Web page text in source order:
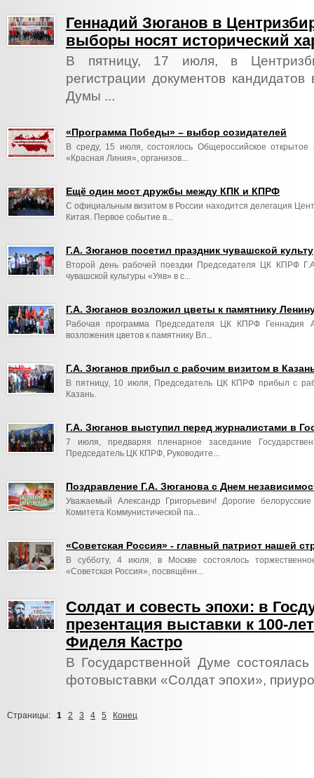
Геннадий Зюганов в
выборы носят исторический
В пятницу, 17 июля, в
регистрации документов
Думы ...
«Программа Победы» – выбор созидателей
В среду, 15 июля, состоялось Общероссийское открытое
«Красная Линия», организов...
Ещё один мост дружбы между КПК и КПРФ
С официальным визитом в России находится делегация
Китая. Первое событие в...
Г.А. Зюганов посетил праздник чувашской
Второй день рабочей поездки Председателя ЦК КПРФ
чувашской культуры «Уяв» в с...
Г.А. Зюганов возложил цветы к памятнику
Рабочая программа Председателя ЦК КПРФ Геннадия
возложения цветов к памятнику Вл...
Г.А. Зюганов прибыл с рабочим визитом в
В пятницу, 10 июля, Председатель ЦК КПРФ прибыл с
Казань.
Г.А. Зюганов выступил перед журналистами в
7 июля, предваряя пленарное заседание
Председатель ЦК КПРФ, Руководите...
Поздравление Г.А. Зюганова с Днем
Уважаемый Александр Григорьевич! Дорогие
Комитета Коммунистической па...
«Советская Россия» - главный патриот нашей
В субботу, 4 июля, в Москве состоялось
«Советская Россия», посвящённ...
Солдат и совесть эпохи: в
презентация выставки к 100-
Фиделя Кастро
В Государственной Думе
фотовыставки «Солдат эпохи»,
Страницы: 1 2 3 4 5 Конец